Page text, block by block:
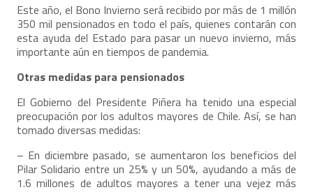
Este año, el Bono Invierno será recibido por más de 1 millón
350 mil pensionados en todo el país, quienes contarán con
esta ayuda del Estado para pasar un nuevo invierno, más
importante aún en tiempos de pandemia.
Otras medidas para pensionados
El Gobierno del Presidente Piñera ha tenido una especial
preocupación por los adultos mayores de Chile. Así, se han
tomado diversas medidas:
– En diciembre pasado, se aumentaron los beneficios del
Pilar Solidario entre un 25% y un 50%, ayudando a más de
1.6 millones de adultos mayores a tener una vejez más